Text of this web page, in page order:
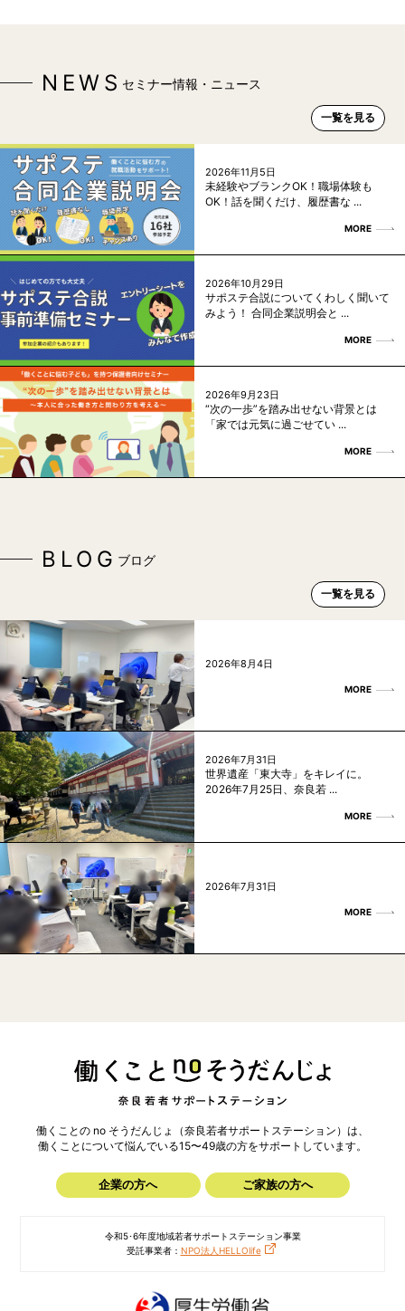
NEWS セミナー情報・ニュース
一覧を見る
2026年11月5日
未経験やブランクOK！職場体験も
OK！話を聞くだけ、履歴書な ...
MORE
2026年10月29日
サポステ合説についてくわしく聞いて
みよう！ 合同企業説明会と ...
MORE
2026年9月23日
“次の一歩”を踏み出せない背景とは
「家では元気に過ごせてい ...
MORE
BLOG ブログ
一覧を見る
2026年8月4日
MORE
2026年7月31日
世界遺産「東大寺」をキレイに。
2026年7月25日、奈良若 ...
MORE
2026年7月31日
MORE
働くことの no そうだんじょ（奈良若者サポートステーション）は、
働くことについて悩んでいる15〜49歳の方をサポートしています。
企業の方へ ご家族の方へ
令和5･6年度地域若者サポートステーション事業
受託事業者： NPO法人HELLOlife